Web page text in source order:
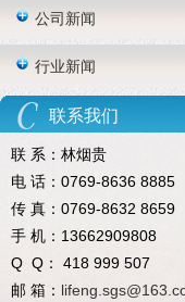
公司新闻
行业新闻
联系我们
联 系：林烟贵
电 话：0769-8636 8885
传 真：0769-8632 8659
手 机：13662909808
Q Q： 418 999 507
邮 箱：